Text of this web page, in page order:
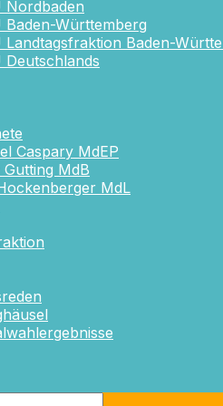
Nordbaden
Baden-Württemberg
Landtagsfraktion Baden-
Deutschlands
Caspary MdEP
Gutting MdB
MdL